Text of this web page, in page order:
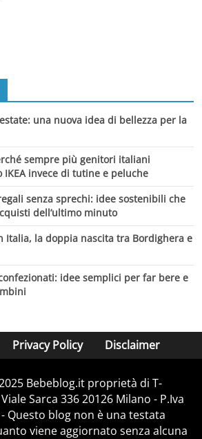
una nuova idea di bellezza per la
sempre più genitori italiani
invece di tutine e peluche
senza sprechi: idee sostenibili che
dell’ultimo minuto
Italia, la doppia nascita tra Bordighera e
idee semplici per far bere e
Privacy Policy Disclaimer
Bebeblog.it proprietà di T-
Sarca 336 20126 Milano - P.Iva
Questo blog non è una testata
viene aggiornato senza alcuna